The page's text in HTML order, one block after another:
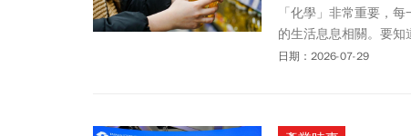
「化學」非常重要，
的生活息息相關。要
「化學」。那不一定要
日期：2026-07-29